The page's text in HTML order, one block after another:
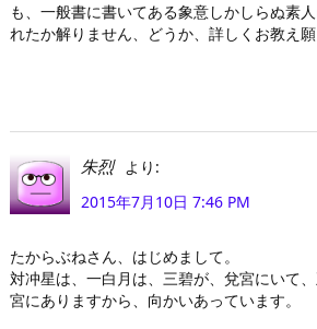
も、一般書に書いてある象意しかしらぬ素
れたか解りません、どうか、詳しくお教え
朱烈
より:
2015年7月10日 7:46 PM
たからぶねさん、はじめまして。
対冲星は、一白月は、三碧が、兌宮にいて
宮にありますから、向かいあっています。